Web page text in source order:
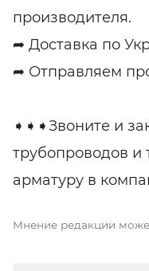
производителя.
➦ Доставка по
➦ Отправляем
➧➧➧Звоните и
трубопроводов и
арматуру в
Мнение редакции